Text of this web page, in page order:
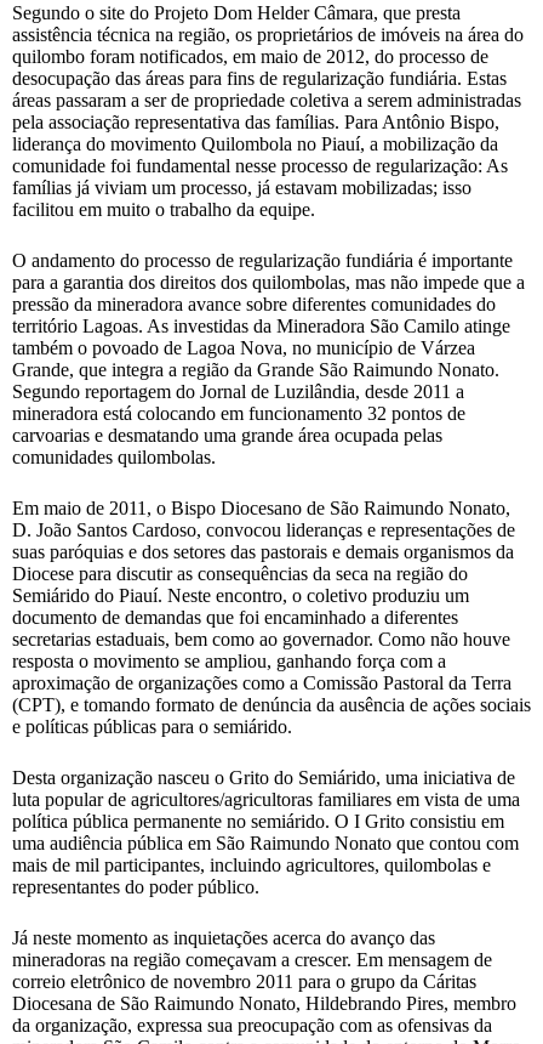
Segundo o site do Projeto Dom Helder Câmara, que presta
assistência técnica na região, os proprietários de imóveis na área do
quilombo foram notificados, em maio de 2012, do processo de
desocupação das áreas para fins de regularização fundiária. Estas
áreas passaram a ser de propriedade coletiva a serem administradas
pela associação representativa das famílias. Para Antônio Bispo,
liderança do movimento Quilombola no Piauí, a mobilização da
comunidade foi fundamental nesse processo de regularização: As
famílias já viviam um processo, já estavam mobilizadas; isso
facilitou em muito o trabalho da equipe.
O andamento do processo de regularização fundiária é importante
para a garantia dos direitos dos quilombolas, mas não impede que a
pressão da mineradora avance sobre diferentes comunidades do
território Lagoas. As investidas da Mineradora São Camilo atinge
também o povoado de Lagoa Nova, no município de Várzea
Grande, que integra a região da Grande São Raimundo Nonato.
Segundo reportagem do Jornal de Luzilândia, desde 2011 a
mineradora está colocando em funcionamento 32 pontos de
carvoarias e desmatando uma grande área ocupada pelas
comunidades quilombolas.
Em maio de 2011, o Bispo Diocesano de São Raimundo Nonato,
D. João Santos Cardoso, convocou lideranças e representações de
suas paróquias e dos setores das pastorais e demais organismos da
Diocese para discutir as consequências da seca na região do
Semiárido do Piauí. Neste encontro, o coletivo produziu um
documento de demandas que foi encaminhado a diferentes
secretarias estaduais, bem como ao governador. Como não houve
resposta o movimento se ampliou, ganhando força com a
aproximação de organizações como a Comissão Pastoral da Terra
(CPT), e tomando formato de denúncia da ausência de ações sociais
e políticas públicas para o semiárido.
Desta organização nasceu o Grito do Semiárido, uma iniciativa de
luta popular de agricultores/agricultoras familiares em vista de uma
política pública permanente no semiárido. O I Grito consistiu em
uma audiência pública em São Raimundo Nonato que contou com
mais de mil participantes, incluindo agricultores, quilombolas e
representantes do poder público.
Já neste momento as inquietações acerca do avanço das
mineradoras na região começavam a crescer. Em mensagem de
correio eletrônico de novembro 2011 para o grupo da Cáritas
Diocesana de São Raimundo Nonato, Hildebrando Pires, membro
da organização, expressa sua preocupação com as ofensivas da